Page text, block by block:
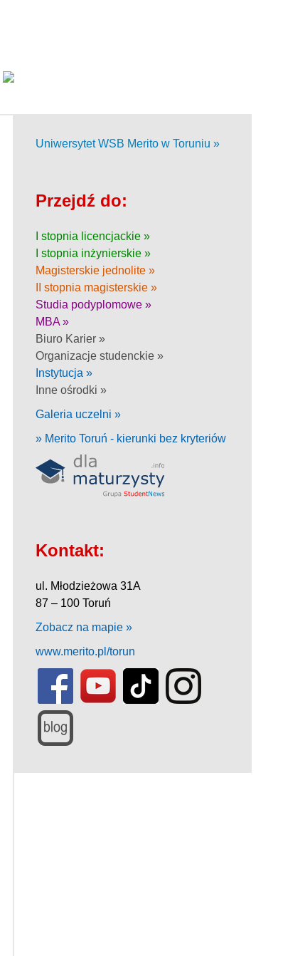
Uniwersytet WSB Merito w Toruniu »
Przejdź do:
I stopnia licencjackie »
I stopnia inżynierskie »
Magisterskie jednolite »
II stopnia magisterskie »
Studia podyplomowe »
MBA »
Biuro Karier »
Organizacje studenckie »
Instytucja »
Inne ośrodki »
Galeria uczelni »
» Merito Toruń - kierunki bez kryteriów
Kontakt:
ul. Młodzieżowa 31A
87 – 100 Toruń
Zobacz na mapie »
www.merito.pl/torun